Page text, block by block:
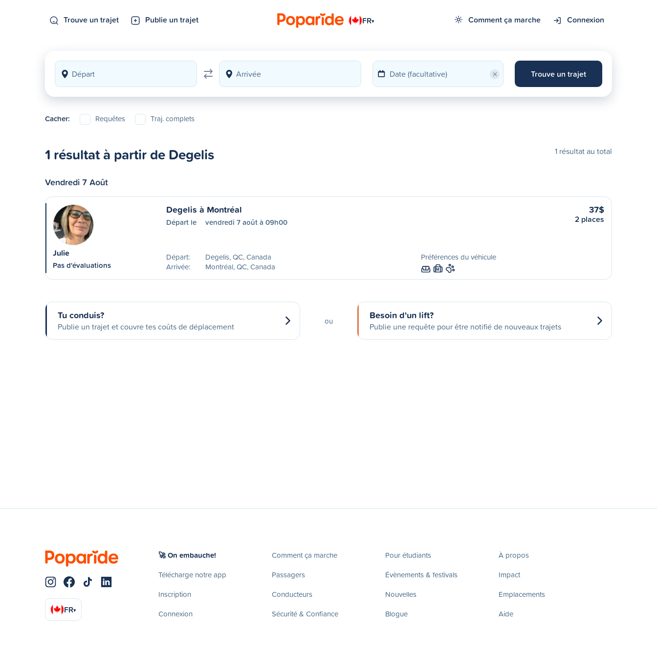
Trouve un trajet Publie un trajet FR▾ Comment ça marche Connexion
× Trouve un trajet
Cacher: Requêtes Traj. complets
1 résultat à partir de Degelis 1 résultat au total
Vendredi 7 Août
Julie
Pas d'évaluations
Degelis à Montréal
Départ le vendredi 7 août à 09h00
Départ:
Degelis, QC, Canada
Arrivée:
Montréal, QC, Canada
Préférences du véhicule
M
37$
2 places
Tu conduis?
Publie un trajet et couvre tes coûts de déplacement
ou Besoin d'un lift?
Publie une requête pour être notifié de nouveaux trajets
FR▾
🚀 On embauche!
Télécharge notre app
Inscription
Connexion
Comment ça marche
Passagers
Conducteurs
Sécurité & Confiance
Pour étudiants
Évènements & festivals
Nouvelles
Blogue
À propos
Impact
Emplacements
Aide